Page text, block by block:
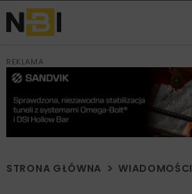
REKLAMA
STRONA GŁÓWNA WIADOMOŚCI